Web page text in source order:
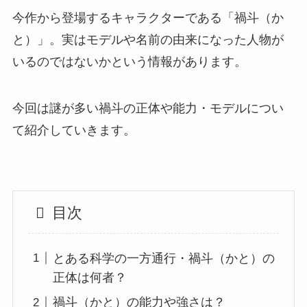
今作から登場するキャラクターである「禍斗（か
と）」。実はモデルや名前の由来になった人物が
いるのではないかという情報があります。
今回は謎が多い禍斗の正体や能力・モデルについ
て紹介していきます。
目次
とある科学の一方通行・禍斗（かと）の
正体は何者？
禍斗（かと）の能力や強さは？